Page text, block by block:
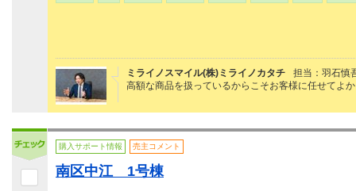
ミライノスマイル(株)ミライノカタチ
担当：羽石慎
高額な商品を扱っているからこそお客様に任せてよ
購入サポート情報 売主コメント
南区中江 1号棟